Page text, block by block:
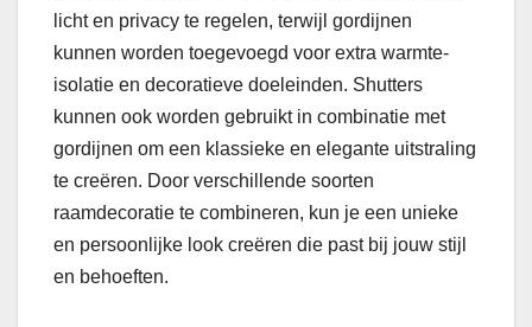
licht en privacy te regelen, terwijl gordijnen
kunnen worden toegevoegd voor extra warmte-
isolatie en decoratieve doeleinden. Shutters
kunnen ook worden gebruikt in combinatie met
gordijnen om een klassieke en elegante uitstraling
te creëren. Door verschillende soorten
raamdecoratie te combineren, kun je een unieke
en persoonlijke look creëren die past bij jouw stijl
en behoeften.